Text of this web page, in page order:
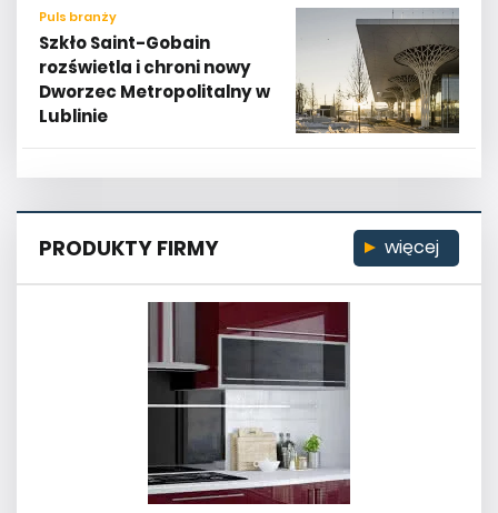
Puls branży
Szkło Saint-Gobain
rozświetla i chroni nowy
Dworzec Metropolitalny w
Lublinie
PRODUKTY FIRMY więcej